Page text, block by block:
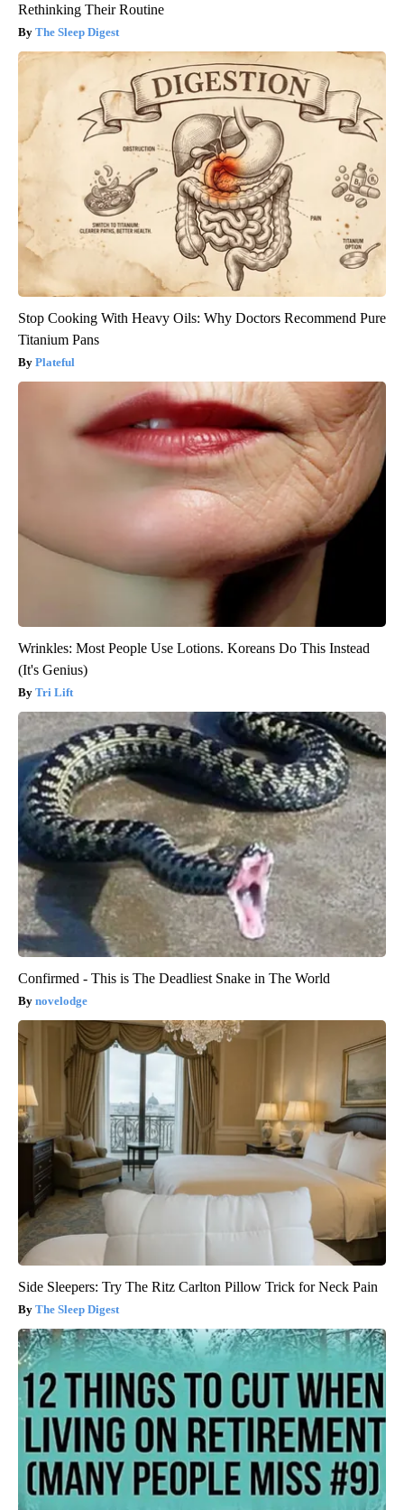
Rethinking Their Routine
The Sleep Digest
Stop Cooking With Heavy Oils: Why Doctors Recommend Pure
Titanium Pans
Plateful
Wrinkles: Most People Use Lotions. Koreans Do This Instead
(It's Genius)
Tri Lift
Confirmed - This is The Deadliest Snake in The World
novelodge
Side Sleepers: Try The Ritz Carlton Pillow Trick for Neck Pain
The Sleep Digest